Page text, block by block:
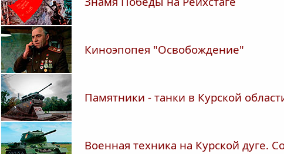
Киноэпопея "Освобождение"
Памятники - танки в Курской
Военная техника на Курской дуге.